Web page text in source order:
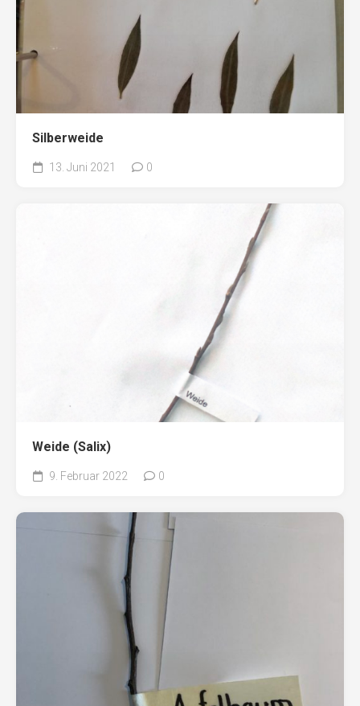
Silberweide
13. Juni 2021 0
Weide (Salix)
9. Februar 2022 0